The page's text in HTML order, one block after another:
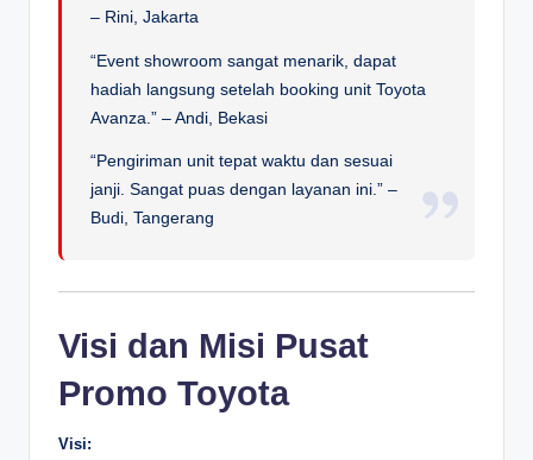
– Rini, Jakarta
“Event showroom sangat menarik, dapat
hadiah langsung setelah booking unit Toyota
Avanza.” – Andi, Bekasi
“Pengiriman unit tepat waktu dan sesuai
janji. Sangat puas dengan layanan ini.” –
Budi, Tangerang
Visi dan Misi Pusat
Promo Toyota
Visi: